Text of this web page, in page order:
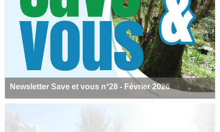
Newsletter Save et vous n°28 - Février 2026